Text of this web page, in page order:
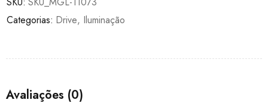
Categorias: Drive, Iluminação
Avaliações (0)